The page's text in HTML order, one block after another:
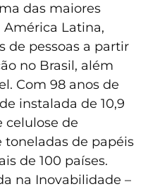
das maiores
Latina,
de pessoas a partir
no Brasil, além
Com 98 anos de
instalada de 10,9
celulose de
toneladas de papéis
de 100 países.
na Inovabilidade –